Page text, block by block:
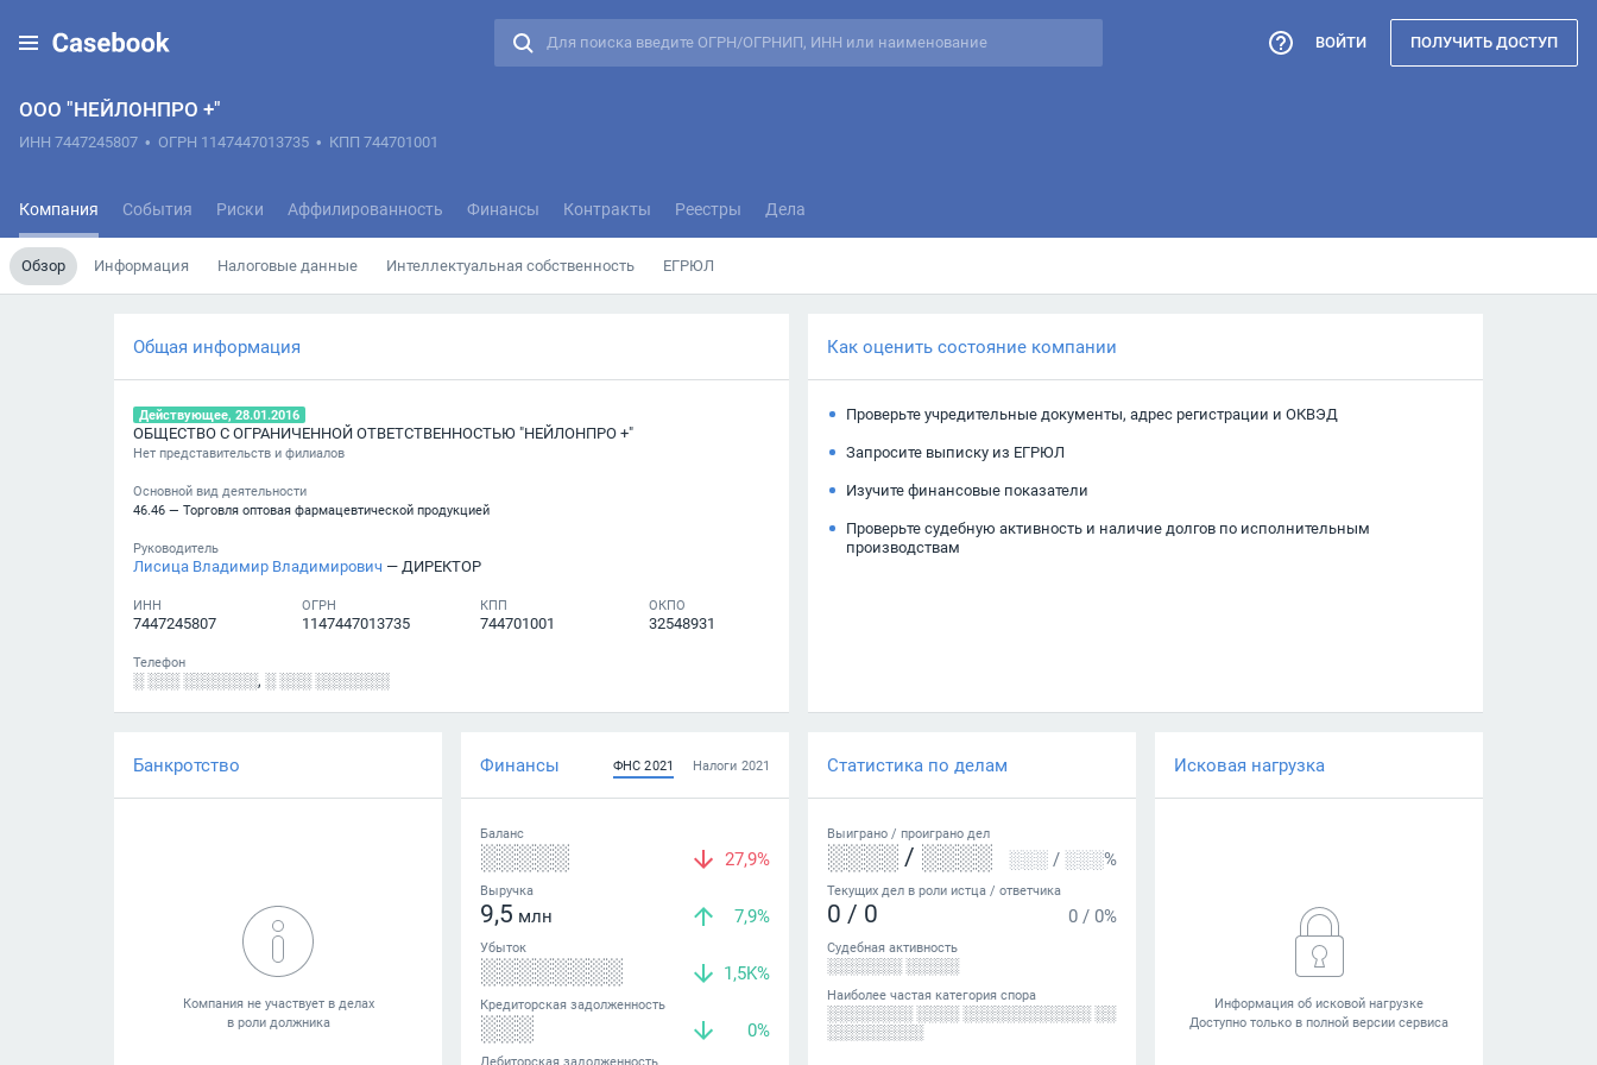
ООО "НЕЙЛОНПРО +"
ИНН 7447245807 • ОГРН 1147447013735 • КПП 744701001
Компания События Риски Аффилированность Финансы Контракты Реестры Дела
Обзор Информация Налоговые данные Интеллектуальная собственность ЕГРЮЛ
ВОЙТИ ПОЛУЧИТЬ ДОСТУП
Общая информация
Действующее, 28.01.2016
ОБЩЕСТВО С ОГРАНИЧЕННОЙ ОТВЕТСТВЕННОСТЬЮ "НЕЙЛОНПРО +"
Нет представительств и филиалов
Основной вид деятельности
46.46 — Торговля оптовая фармацевтической продукцией
Руководитель
Лисица Владимир Владимирович — ДИРЕКТОР
ИНН
7447245807
ОГРН
1147447013735
КПП
744701001
ОКПО
32548931
Телефон
░ ░░░ ░░░░░░░, ░ ░░░ ░░░░░░░
Как оценить состояние компании
Проверьте учредительные документы, адрес регистрации и ОКВЭД
Запросите выписку из ЕГРЮЛ
Изучите финансовые показатели
Проверьте судебную активность и наличие долгов по исполнительным
производствам
Банкротство Финансы ФНС 2021 Налоги 2021
Баланс
░░░░░ 27,9%
Выручка
9,5 млн 7,9%
Убыток
░░░░░░░░ 1,5K%
Кредиторская задолженность
░░░ 0%
Дебиторская задолженность
Статистика по делам
Выиграно / проиграно дел
░░░░ / ░░░░ ░░░ / ░░░%
Текущих дел в роли истца / ответчика
0 / 0 0 / 0%
Судебная активность
░░░░░░░ ░░░░░
Наиболее частая категория спора
░░░░░░░░ ░░░░ ░░░░░░░░░░░░ ░░
░░░░░░░░░
Исковая нагрузка